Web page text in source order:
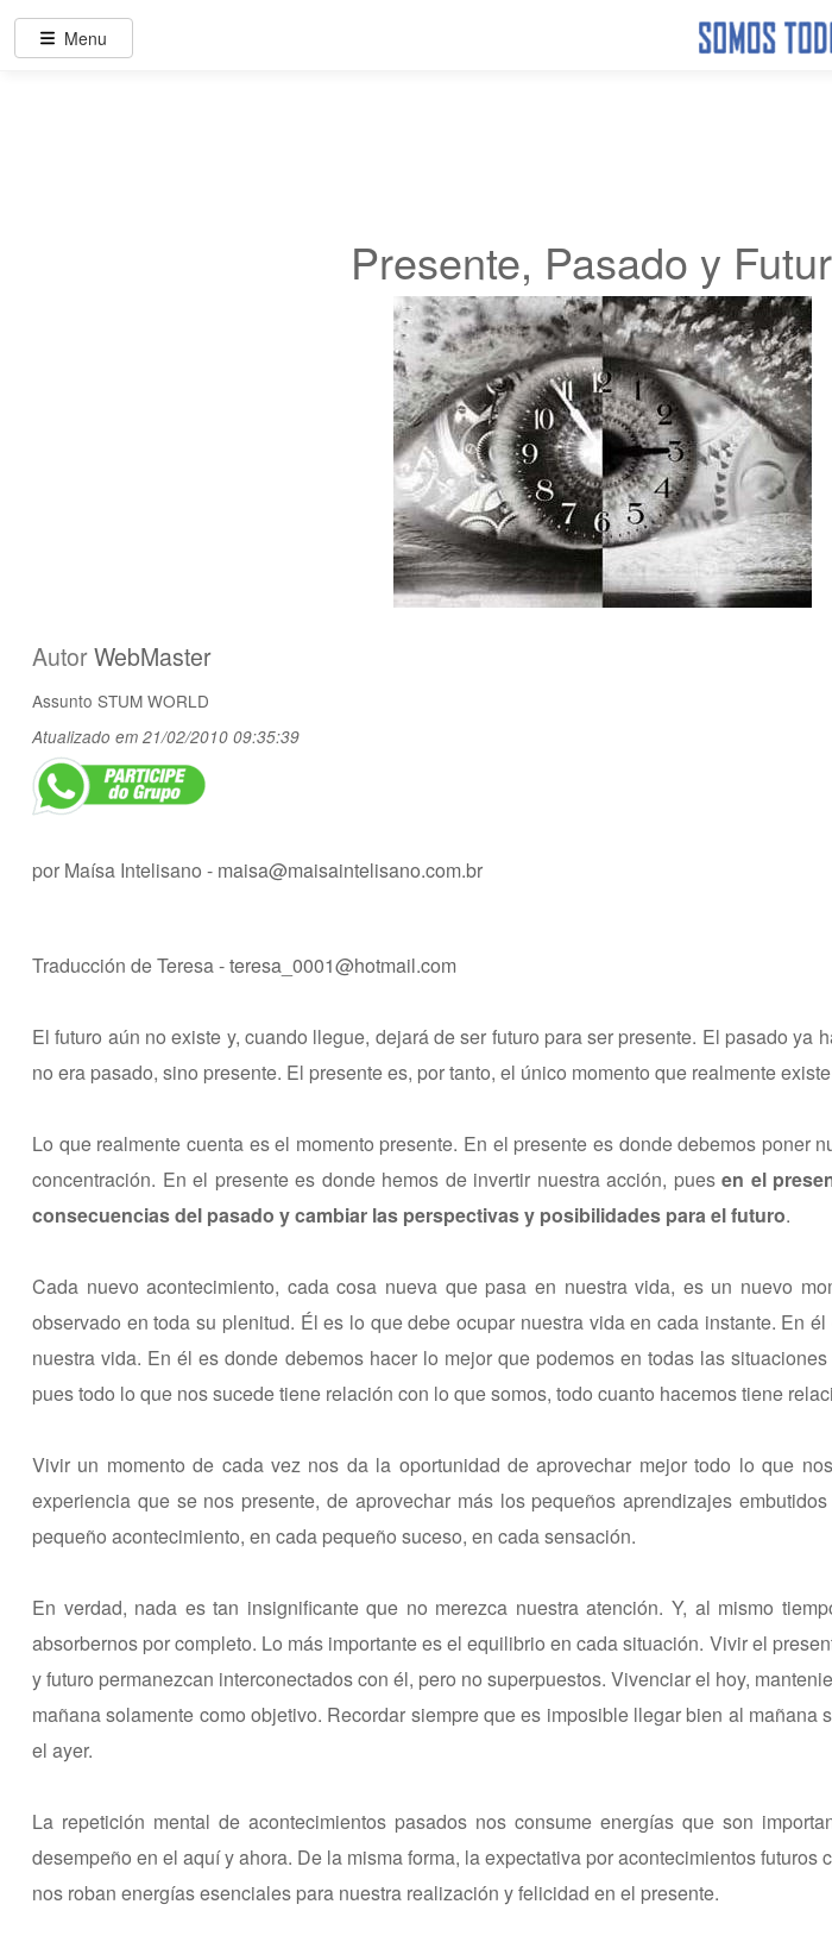
Presente, Pasado y
AutorWebMaster
Assunto STUM WORLD
Atualizado em 21/02/2010 09:35:39
por Maísa Intelisano - maisa@maisaintelisano.com.br
Traducción de Teresa -teresa_0001@hotmail.com
El futuro aún no existe y, cuando llegue, dejará de ser futuro para ser presente. El pasado ya
no era pasado, sino presente. El presente es, por tanto, el único momento que realmente
Lo que realmente cuenta es el momento presente. En el presente es donde debemos poner
concentración. En el presente es donde hemos de invertir nuestra acción, puesen el
consecuencias del pasado y cambiar las perspectivas y posibilidades para el futuro.
Cada nuevo acontecimiento, cada cosa nueva que pasa en nuestra vida, es un nuevo
observado en toda su plenitud. Él es lo que debe ocupar nuestra vida en cada instante. En
nuestra vida. En él es donde debemos hacer lo mejor que podemos en todas las
pues todo lo que nos sucede tiene relación con lo que somos, todo cuanto hacemos tiene
Vivir un momento de cada vez nos da la oportunidad de aprovechar mejor todo lo que
experiencia que se nos presente, de aprovechar más los pequeños aprendizajes
pequeño acontecimiento, en cada pequeño suceso, en cada sensación.
En verdad, nada es tan insignificante que no merezca nuestra atención. Y, al mismo
absorbernos por completo. Lo más importante es el equilibrio en cada situación. Vivir el
y futuro permanezcan interconectados con él, pero no superpuestos. Vivenciar el hoy,
mañana solamente como objetivo. Recordar siempre que es imposible llegar bien al mañana
el ayer.
La repetición mental de acontecimientos pasados nos consume energías que son
desempeño en el aquí y ahora. De la misma forma, la expectativa por acontecimientos futuros
nos roban energías esenciales para nuestra realización y felicidad en el presente.
Menu